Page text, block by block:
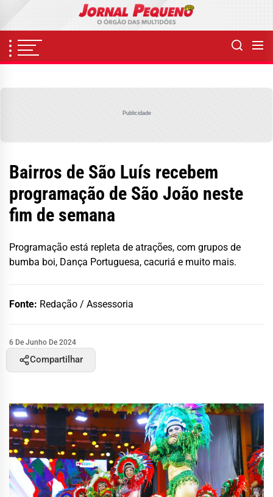
content
Publicidade
Bairros de São Luís recebem
programação de São João neste
fim de semana
Programação está repleta de atrações, com grupos de
bumba boi, Dança Portuguesa, cacuriá e muito mais.
Fonte: Redação / Assessoria
6 De Junho De 2024
Compartilhar